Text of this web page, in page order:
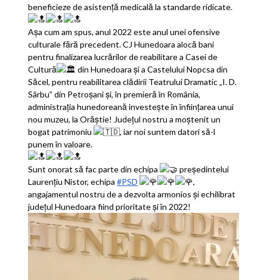
beneficieze de asistență medicală la standarde ridicate.
Așa cum am spus, anul 2022 este anul unei ofensive
culturale fără precedent. CJ Hunedoara alocă bani
pentru finalizarea lucrărilor de reabilitare a Casei de
Cultură
din Hunedoara și a Castelului Nopcsa din
Săcel, pentru reabilitarea clădirii Teatrului Dramatic „I. D.
Sârbu” din Petroșani și, în premieră în România,
administrația hunedoreană investește în înființarea unui
nou muzeu, la Orăștie! Județul nostru a moștenit un
bogat patrimoniu
, iar noi suntem datori să-l
punem în valoare.
Sunt onorat să fac parte din echipa
președintelui
Laurențiu Nistor, echipa#PSD
,
angajamentul nostru de a dezvolta armonios și echilibrat
județul Hunedoara fiind prioritate și în 2022!